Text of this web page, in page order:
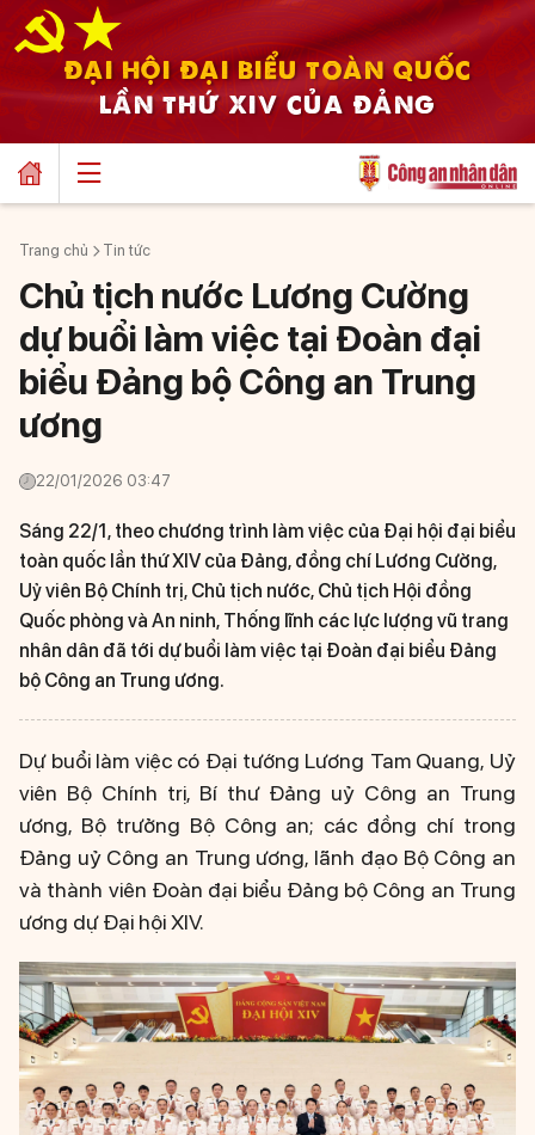
ĐẠI HỘI ĐẠI BIỂU TOÀN QUỐC
LẦN THỨ XIV CỦA ĐẢNG
Trang chủ Tin tức
Chủ tịch nước Lương Cường
dự buổi làm việc tại Đoàn đại
biểu Đảng bộ Công an Trung
ương
22/01/2026 03:47
Sáng 22/1, theo chương trình làm việc của Đại hội đại biểu
toàn quốc lần thứ XIV của Đảng, đồng chí Lương Cường,
Uỷ viên Bộ Chính trị, Chủ tịch nước, Chủ tịch Hội đồng
Quốc phòng và An ninh, Thống lĩnh các lực lượng vũ trang
nhân dân đã tới dự buổi làm việc tại Đoàn đại biểu Đảng
bộ Công an Trung ương.
Dự buổi làm việc có Đại tướng Lương Tam Quang, Uỷ
viên Bộ Chính trị, Bí thư Đảng uỷ Công an Trung
ương, Bộ trưởng Bộ Công an; các đồng chí trong
Đảng uỷ Công an Trung ương, lãnh đạo Bộ Công an
và thành viên Đoàn đại biểu Đảng bộ Công an Trung
ương dự Đại hội XIV.